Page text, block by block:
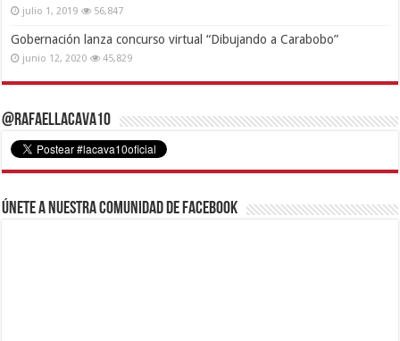
julio 1, 2019 56,847
Gobernación lanza concurso virtual “Dibujando a Carabobo”
junio 12, 2020 45,829
@RafaelLacava10
Únete a nuestra comunidad de Facebook